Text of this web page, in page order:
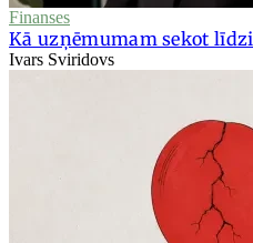
Finanses
Kā uzņēmumam sekot
Ivars Sviridovs